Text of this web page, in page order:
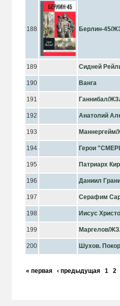
188 Берлин-45/
189 Сидней
190 Ванга
191 Ганнибал/
192 Анатолий
193
194 Герои
195 Патриарх
196 Даниил
197 Серафим
198 Иисус
199 Маргелов/
200 Шухов.
« первая ‹ предыдущая 1 2